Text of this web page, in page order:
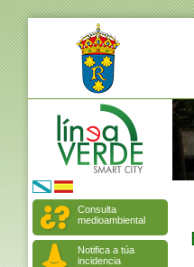
Consulta
medioambiental
Notifica a túa
incidencia